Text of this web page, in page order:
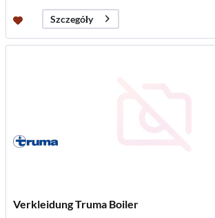
Szczegóły
Verkleidung Truma Boiler